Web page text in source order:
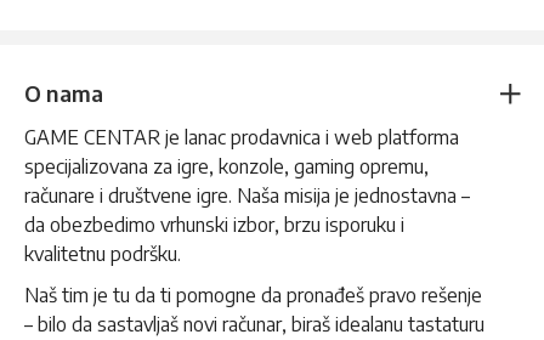
O nama
GAME CENTAR je lanac prodavnica i web platforma
specijalizovana za igre, konzole, gaming opremu,
računare i društvene igre. Naša misija je jednostavna –
da obezbedimo vrhunski izbor, brzu isporuku i
kvalitetnu podršku.
Naš tim je tu da ti pomogne da pronađeš pravo rešenje
– bilo da sastavljaš novi računar, biraš idealanu tastaturu